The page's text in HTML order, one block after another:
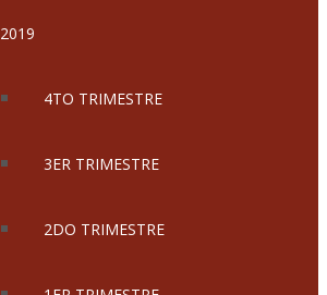
2019
4TO TRIMESTRE
3ER TRIMESTRE
2DO TRIMESTRE